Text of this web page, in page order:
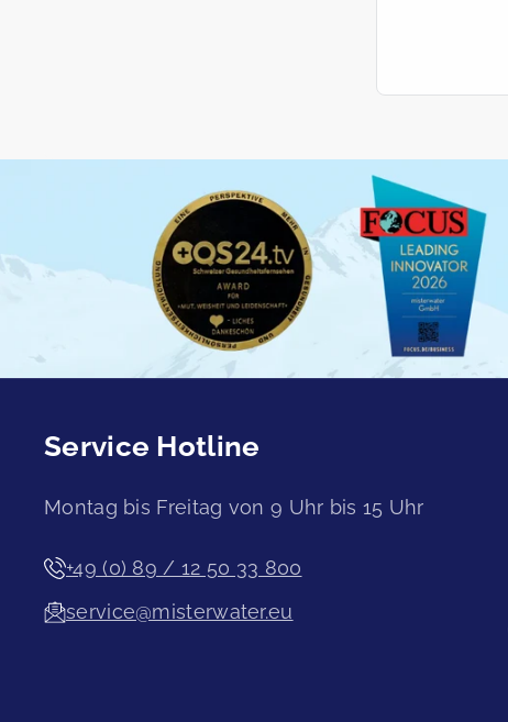
Service Hotline
Montag bis Freitag von 9 Uhr bis 15 Uhr
+49 (0) 89 / 12 50 33 800
service@misterwater.eu